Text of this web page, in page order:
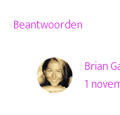
Beantwoorden
Brian
1